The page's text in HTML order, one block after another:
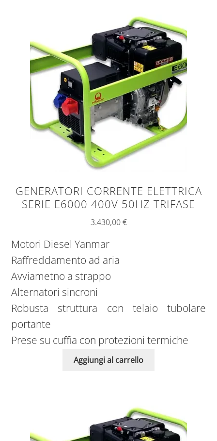
GENERATORI CORRENTE ELETTRICA
SERIE E6000 400V 50HZ TRIFASE
3.430,00€
Motori Diesel Yanmar
Raffreddamento ad aria
Avviametno a strappo
Alternatori sincroni
Robusta struttura con telaio tubolare
portante
Prese su cuffia con protezioni termiche
Aggiungi al carrello